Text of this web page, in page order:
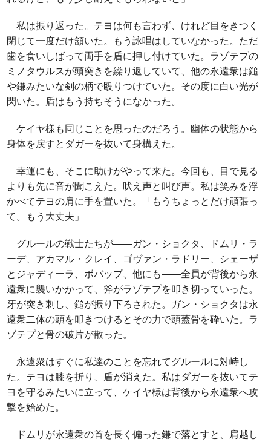
私は振り返った。テヨは何も言わず、けれど目をきつく
閉じて一度だけ頷いた。もう詠唱はしていなかった。ただ
歯を食いしばって両手を盾に押し付けていた。ラゾテプの
ミノタウルスが頭突きを繰り返していて、他の永遠衆は鎚
や鎌みたいな剣の柄で殴りつけていた。その度に白い光が
閃いた。盾はもう持ちそうになかった。
ケイヤ様も同じことを思ったのだろう。幽体の状態から
身体を戻すとダガーを抜いて身構えた。
幸運にも、そこに助けがやって来た。今回も、目で見る
よりも先に音が聞こえた。吠え声と叫び声。私は笑みを浮
かべてテヨの肩に手を置いた。「もうちょっとだけ頑張っ
て。もう大丈夫」
グルールの戦士たちが――ガン・ショクタ、ドムリ・ラ
ーデ、アカマル・クレイ、ゴヴァン・ラドリー、シェーザ
とジャディーラ、ボバップ、他にも――全員が背後から永
遠衆に襲いかかって、斧がラゾテプを叩き切っていった。
牙が突き刺し、鎚が振り下ろされた。ガン・ショクタは永
遠衆二体の頭を叩きつけるとその力で頭蓋骨を砕いた。ラ
ゾテプと骨の破片が散った。
永遠衆はすぐに私達のことを忘れてグルールに対峙し
た。テヨは膝を折り、盾が消えた。私はダガーを抜いてテ
ヨを守るみたいに立って、ケイヤ様は背後から永遠衆へ攻
撃を始めた。
ドムリが永遠衆の首を長く偏った鎌で落とすと、肩越し